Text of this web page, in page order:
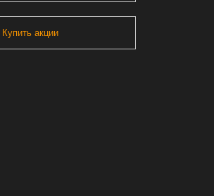
Купить акции